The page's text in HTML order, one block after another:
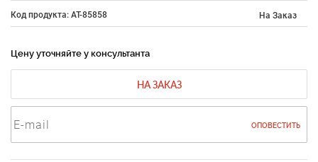
Код продукта: AT-85858 На Заказ
Цену уточняйте у консультанта
НА ЗАКАЗ
ОПОВЕСТИТЬ